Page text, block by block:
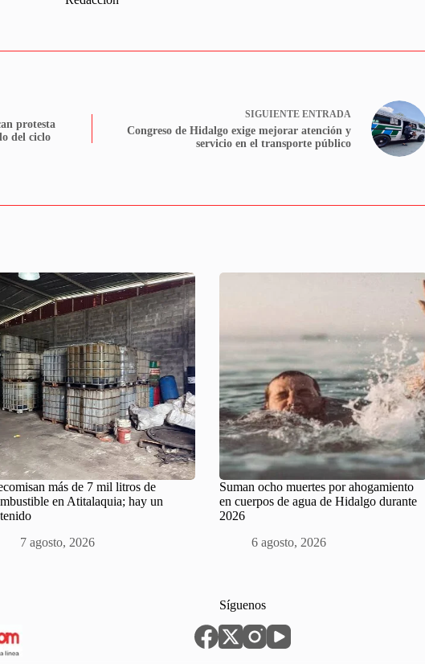
protesta
del ciclo
SIGUIENTE ENTRADA
Congreso de Hidalgo exige mejorar atención y
servicio en el transporte público
más de 7 mil litros de
en Atitalaquia; hay un
7 agosto, 2026
Suman ocho muertes por ahogamiento
en cuerpos de agua de Hidalgo durante
2026
6 agosto, 2026
Síguenos